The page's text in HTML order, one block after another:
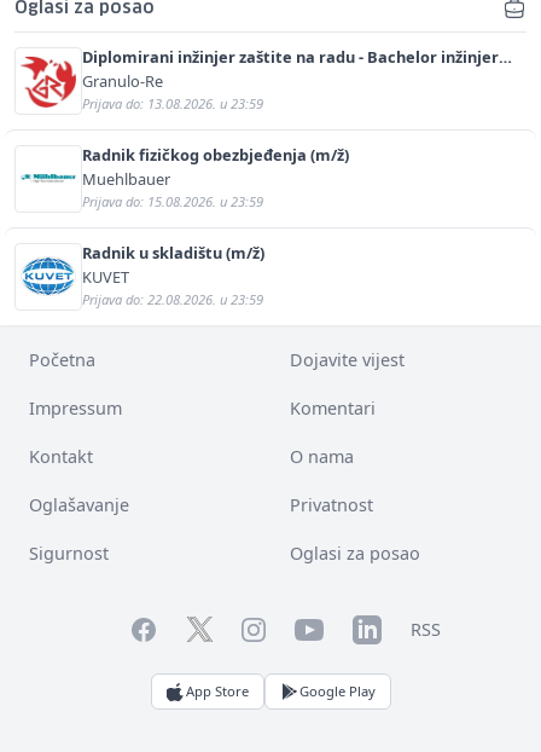
Oglasi za posao
Diplomirani inžinjer zaštite na radu - Bachelor inžinjer
sigurnosti i pomoći (m/ž)
Granulo-Re
Prijava do: 13.08.2026. u 23:59
Radnik fizičkog obezbjeđenja (m/ž)
Muehlbauer
Prijava do: 15.08.2026. u 23:59
Radnik u skladištu (m/ž)
KUVET
Prijava do: 22.08.2026. u 23:59
Početna Dojavite vijest
Impressum Komentari
Kontakt O nama
Oglašavanje Privatnost
Sigurnost Oglasi za posao
FacebookTwitterInstagramYouTubeLinkedInRSS
App Store Google Play